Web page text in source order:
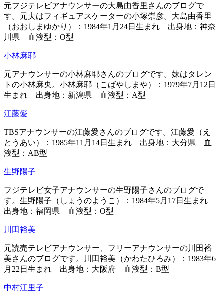
元フジテレビアナウンサーの大島由香里さんのブログで
す。元夫はフィギュアスケーターの小塚崇彦。大島由香里
（おおしまゆかり）：1984年1月24日生まれ 出身地：神奈
川県 血液型：O型
小林麻耶
元アナウンサーの小林麻耶さんのブログです。妹はタレン
トの小林麻央。小林麻耶（こばやしまや）：1979年7月12日
生まれ 出身地：新潟県 血液型：A型
江藤愛
TBSアナウンサーの江藤愛さんのブログです。江藤愛（え
とうあい）：1985年11月14日生まれ 出身地：大分県 血
液型：AB型
生野陽子
フジテレビ女子アナウンサーの生野陽子さんのブログで
す。生野陽子（しょうのようこ）：1984年5月17日生まれ
出身地：福岡県 血液型：O型
川田裕美
元読売テレビアナウンサー、フリーアナウンサーの川田裕
美さんのブログです。川田裕美（かわたひろみ）：1983年6
月22日生まれ 出身地：大阪府 血液型：B型
中村江里子